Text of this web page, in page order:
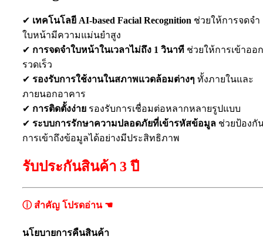
✔ เทคโนโลยี AI-based Facial Recognition ช่วยให้การจดจำ
ใบหน้ามีความแม่นยำสูง
✔ การจดจำใบหน้าในเวลาไม่ถึง 1 วินาที ช่วยให้การเข้าออก
รวดเร็ว
✔ รองรับการใช้งานในสภาพแวดล้อมต่างๆ ทั้งภายในและ
ภายนอกอาคาร
✔ การติดตั้งง่าย รองรับการเชื่อมต่อหลากหลายรูปแบบ
✔ ระบบการรักษาความปลอดภัยที่เข้ารหัสข้อมูล ช่วยป้องกั
การเข้าถึงข้อมูลได้อย่างมีประสิทธิภาพ
รับประกันสินค้า 3 ปี
ⓘ สำคัญ โปรดอ่าน ☚
นโยบายการคืนสินค้า